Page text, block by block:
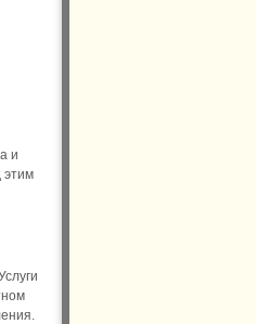
и
этим